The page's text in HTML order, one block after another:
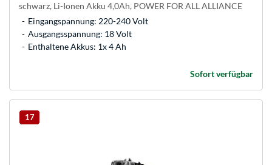
schwarz, Li-Ionen Akku 4,0Ah, POWER FOR ALL ALLIANCE
Eingangspannung: 220-240 Volt
Ausgangsspannung: 18 Volt
Enthaltene Akkus: 1x 4 Ah
Sofort verfügbar
17